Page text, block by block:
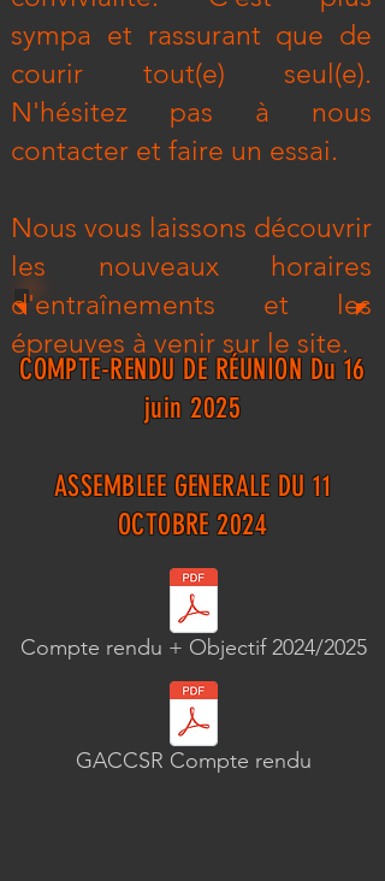
sympa et rassurant que de
courir tout(e) seul(e).
N'hésitez pas à nous
contacter et faire un essai.
Nous vous laissons découvrir
les nouveaux horaires
d'entraînements et les
épreuves à venir sur le site.
COMPTE-RENDU DE RÉUNION Du 16
juin 2025
ASSEMBLEE GENERALE DU 11
OCTOBRE 2024
Compte rendu + Objectif 2024/2025
GACCSR Compte rendu